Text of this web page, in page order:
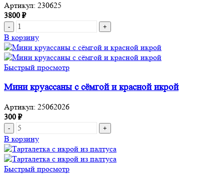
Артикул: 230625
3800 ₽
Количество
товара
Сет
из
салатов
баночке
10-
12
персон
В корзину
Быстрый просмотр
Мини круассаны с сёмгой и красной икрой
Артикул: 25062026
300 ₽
Количество
товара
Мини
круассаны
с
В корзину
Быстрый просмотр